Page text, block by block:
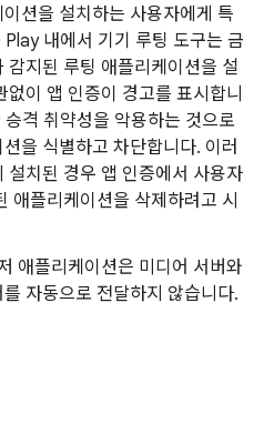
션을 설치하는 사용자에게 특
내에서 기기 루팅 도구는 금
감지된 루팅 애플리케이션을 설
이 앱 인증이 경고를 표시합니
격 취약성을 악용하는 것으로
을 식별하고 차단합니다. 이러
설치된 경우 앱 인증에서 사용자
애플리케이션을 삭제하려고 시
애플리케이션은 미디어 서버와
자동으로 전달하지 않습니다.